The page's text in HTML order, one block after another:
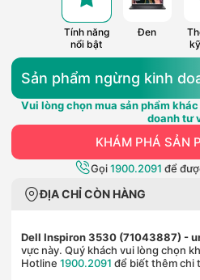
Tính năng
nổi bật
Đen
Sản phẩm ngừng kinh
Vui lòng chọn mua sản phẩm
doanh tư
KHÁM PHÁ SẢN
Gọi1900.2091 để
ĐỊA CHỈ CÒN HÀNG
Dell Inspiron 3530 (71043887) -
vực này. Quý khách vui lòng chọn
Hotline 1900.2091 để biết thêm chi